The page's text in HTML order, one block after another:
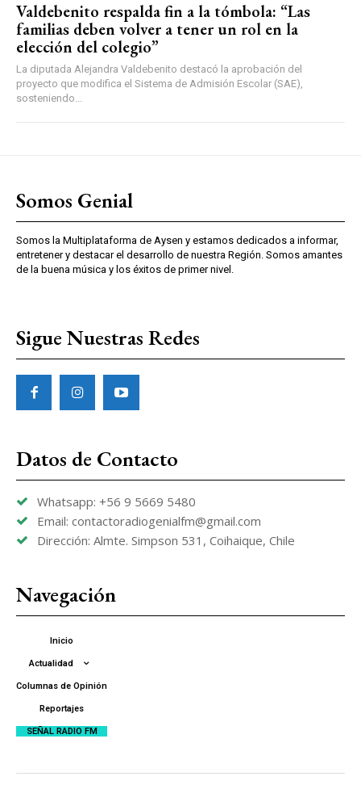
Valdebenito respalda fin a la tómbola: “Las
familias deben volver a tener un rol en la
elección del colegio”
La diputada Alejandra Valdebenito destacó la aprobación del
proyecto que modifica el Sistema de Admisión Escolar (SAE),
sosteniendo...
Somos Genial
Somos la Multiplataforma de Aysen y estamos dedicados a informar,
entretener y destacar el desarrollo de nuestra Región. Somos amantes
de la buena música y los éxitos de primer nivel.
Sigue Nuestras Redes
Datos de Contacto
Whatsapp: +56 9 5669 5480
Email: contactoradiogenialfm@gmail.com
Dirección: Almte. Simpson 531, Coihaique, Chile
Navegación
Inicio
Actualidad
Columnas de Opinión
Reportajes
SEÑAL RADIO FM